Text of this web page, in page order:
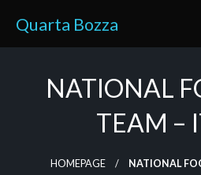
content
Quarta Bozza
NATIONAL
TEAM –
HOMEPAGE NATIONAL